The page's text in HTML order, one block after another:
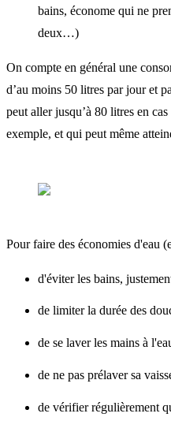
Nos
La
bains, économe qui ne
deux…)
On compte en général une
d’au moins 50 litres par jour et
peut aller jusqu’à 80 litres en
exemple, et qui peut même
Pour faire des économies d'eau
d'éviter les bains,
de limiter la durée des
de se laver les mains à
de ne pas prélaver sa
de vérifier régulièrement